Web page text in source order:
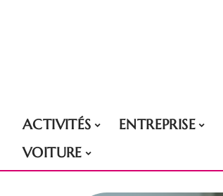
ACTIVITÉS ENTREPRISE
VOITURE